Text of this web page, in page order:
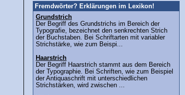
Fremdwörter? Erklärungen im Lexikon!
Grundstrich
Der Begriff des Grundstrichs im Bereich der
Typografie, bezeichnet den senkrechten Strich
der Buchstaben. Bei Schriftarten mit variabler
Strichstärke, wie zum Beispi...
Haarstrich
Der Begriff Haarstrich stammt aus dem Bereich
der Typographie. Bei Schriften, wie zum Beispiel
der Antiquaschrift mit unterschiedlichen
Strichstärken, wird zwischen ...